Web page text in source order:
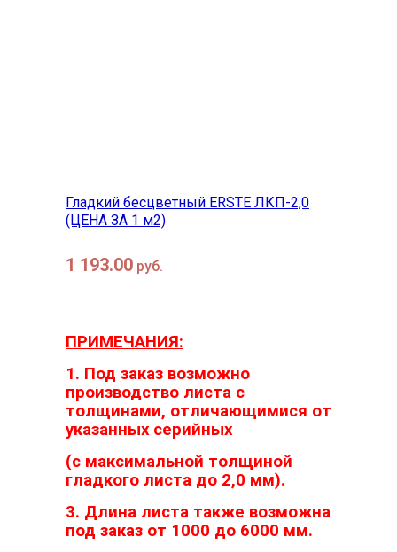
Гладкий бесцветный ERSTE ЛКП-2,0
(ЦЕНА ЗА 1 м2)
1 193.00 руб.
ПРИМЕЧАНИЯ:
1. Под заказ возможно
производство листа с
толщинами, отличающимися от
указанных серийных
(с максимальной толщиной
гладкого листа до 2,0 мм).
3. Длина листа также возможна
под заказ от 1000 до 6000 мм.